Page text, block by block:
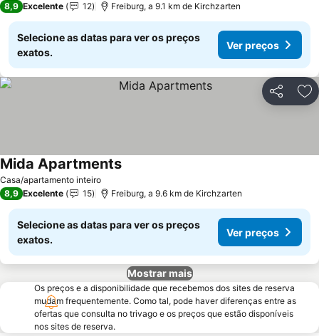
8,9 Excelente 12 Freiburg, a 9.1 km de Kirchzarten
Selecione as datas para ver os preços
exatos.
Ver preços
Partilhar
Casa/apartamento inteiro
Mida Apartments
8,9 Excelente 15 Freiburg, a 9.6 km de Kirchzarten
Selecione as datas para ver os preços
exatos.
Ver preços
Mostrar mais
Os preços e a disponibilidade que recebemos dos sites de reserva
mudam frequentemente. Como tal, pode haver diferenças entre as
ofertas que consulta no trivago e os preços que estão disponíveis
nos sites de reserva.